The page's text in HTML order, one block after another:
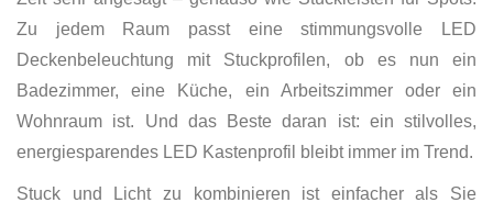
Zu jedem Raum passt eine stimmungsvolle LED
Deckenbeleuchtung mit Stuckprofilen, ob es nun ein
Badezimmer, eine Küche, ein Arbeitszimmer oder ein
Wohnraum ist. Und das Beste daran ist: ein stilvolles,
energiesparendes LED Kastenprofil bleibt immer im Trend.
Stuck und Licht zu kombinieren ist einfacher als Sie